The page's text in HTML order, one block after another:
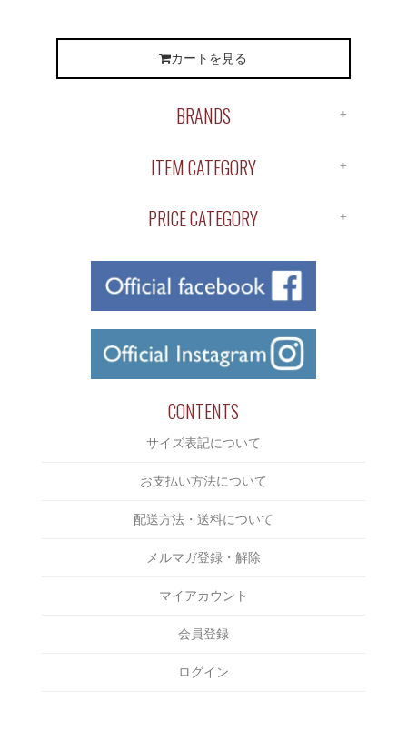
カートを見る
BRANDS
ANTIDOTE
APOTHEKE
ChahChah
CLUCT
COOTIE
Eanbe
EVILACT
EXODUS
FAT
FOURTHIRTY
ITEM CATEGORY
SHIRTS
S/S TEE
L/S TEE
CUTSAW
JACKET
CAP/HAT
SHOES
ACCESSORIES
BAG
PRICE CATEGORY
￥1,000～￥2,000
￥2,000～￥3,000
￥3,000～￥4,000
￥4,000～￥5,000
￥5,000～￥6,000
￥6,000～￥7,000
￥7,000～￥8,000
￥9,000～￥10,000
￥10,000～￥15,000
￥15,000～￥20,000
￥20,000～￥25,000
CONTENTS
サイズ表記について
お支払い方法について
配送方法・送料について
メルマガ登録・解除
マイアカウント
会員登録
ログイン